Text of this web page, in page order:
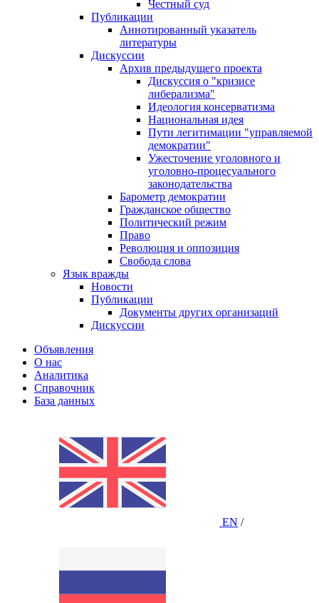
Честный суд
Публикации
Аннотированный указатель
литературы
Дискуссии
Архив предыдущего проекта
Дискуссия о "кризисе
либерализма"
Идеология консерватизма
Национальная идея
Пути легитимации "управляемой
демократии"
Ужесточение уголовного и
уголовно-процесуального
законодательства
Барометр демократии
Гражданское общество
Политический режим
Право
Революция и оппозиция
Свобода слова
Язык вражды
Новости
Публикации
Документы других организаций
Дискуссии
Объявления
О нас
Аналитика
Справочник
База данных
EN /